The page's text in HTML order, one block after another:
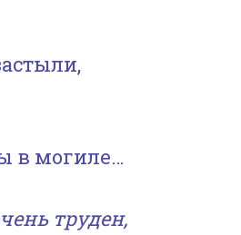
в могиле…
труден,